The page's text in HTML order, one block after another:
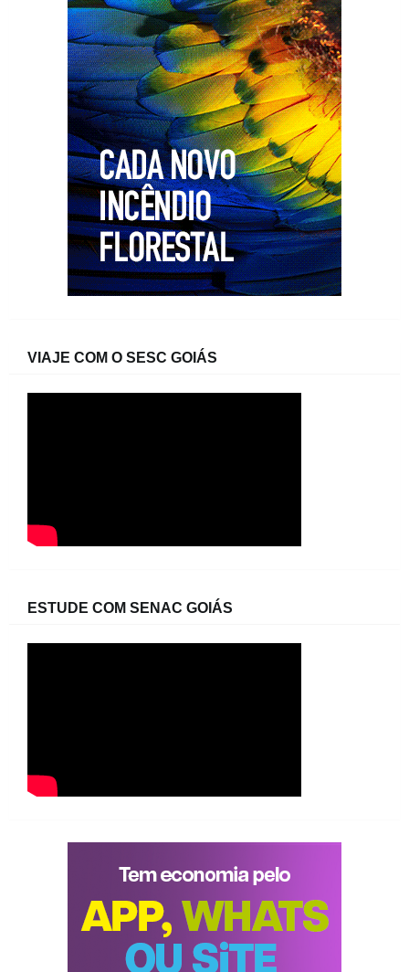
VIAJE COM O SESC GOIÁS
ESTUDE COM SENAC GOIÁS